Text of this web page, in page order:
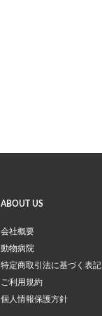
ABOUT US
会社概要
動物病院
特定商取引法に基づく表記
ご利用規約
個人情報保護方針